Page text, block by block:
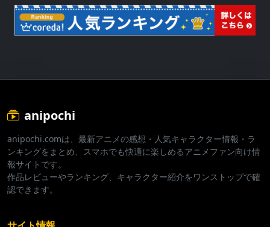
anipochi
anipochi.comは、最新アニメの感想・人気キャラクター情報・ラ
ンキングをまとめ、スマホでも快適に楽しめるアニメファン向け情
報サイトです。
作品レビューやランキング、キャラクター紹介をワンストップで確
認できます。